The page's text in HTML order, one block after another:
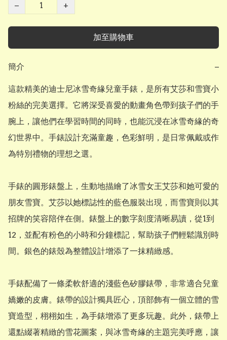
−
+
加至購物車
簡介 −
這款精美的迪士尼冰雪奇緣兒童手錶，是所有艾莎和雪寶小
粉絲的完美選擇。它將深受喜愛的動畫角色帶到孩子們的手
腕上，讓他們在學習時間的同時，也能沉浸在冰雪奇緣的奇
幻世界中。手錶設計充滿童趣，色彩鮮明，是日常佩戴或作
為特別禮物的理想之選。
手錶的圓形錶盤上，生動地描繪了冰雪女王艾莎和她可愛的
朋友雪寶。艾莎以她標誌性的藍色服裝出現，而雪寶則以其
招牌的笑容陪伴在側。錶盤上的數字刻度清晰易讀，從1到
12，並配有粉色的小時和分鐘標記，幫助孩子們輕鬆識別時
間。銀色的錶殼為整體設計增添了一抹精緻感。
手錶配備了一條柔軟舒適的淺藍色矽膠錶帶，非常適合兒童
嬌嫩的皮膚。錶帶的設計獨具匠心，頂部飾有一個立體的雪
寶造型，栩栩如生，為手錶增添了更多玩趣。此外，錶帶上
還點綴著精緻的雪花圖案，與冰雪奇緣的主題完美呼應，讓